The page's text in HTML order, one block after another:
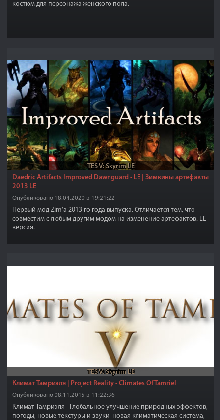
костюм для персонажа женского пола.
TES V: Skyrim LE
Daedric Artifacts Improved Dawnguard - LE | Зимкины артефакты
2013 LE
Опубликовано 18.04.2020 в 19:21:22
Первый мод Zim'a 2013-го года выпуска. Отличается тем, что
совместим с любым другим модом на изменение артефактов. LE
версия.
TES V: Skyrim LE
Климат Тамриэля | Project Reality - Climates Of Tamriel
Опубликовано 08.11.2015 в 11:22:36
Климат Тамриэля - Глобальное улучшение природных эффектов,
погоды, новые текстуры и звуки, новая климатическая система,